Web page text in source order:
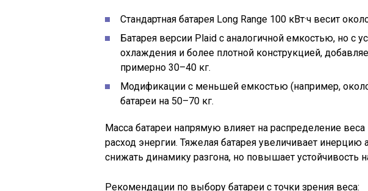
Стандартная батарея Long Range 100 кВт·ч весит
Батарея версии Plaid с аналогичной емкостью, но с
охлаждения и более плотной конструкцией,
примерно 30–40 кг.
Модификации с меньшей емкостью (например,
батареи на 50–70 кг.
Масса батареи напрямую влияет на распределение
расход энергии. Тяжелая батарея увеличивает инерцию
снижать динамику разгона, но повышает устойчивость
Рекомендации по выбору батареи с точки зрения веса: